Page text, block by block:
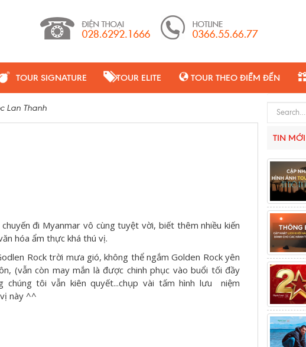
TOUR SIGNATURE TOUR ELITE TOUR THEO ĐIỂM ĐẾN
Lan Thanh
đi Myanmar vô cùng tuyệt vời, biết thêm nhiều kiến
hóa ẩm thực khá thú vị.
Rock trời mưa gió, không thể ngắm Golden Rock yên
(vẫn còn may mắn là được chinh phục vào buổi tối đầy
chúng tôi vẫn kiên quyết...chụp vài tấm hình lưu niệm
này ^^
Search for:
TIN MỚI